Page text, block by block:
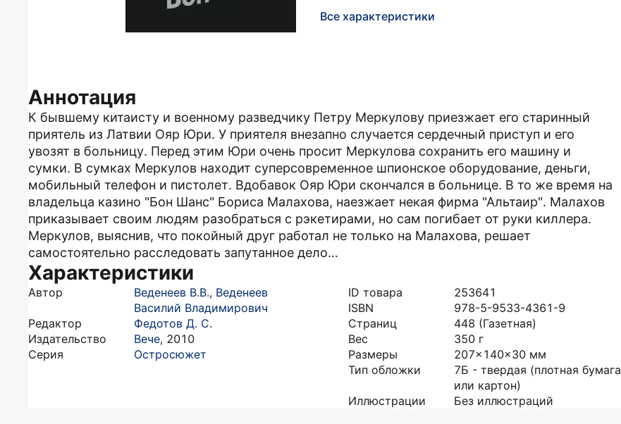
Все характеристики
Аннотация
К бывшему китаисту и военному разведчику Петру Меркулову приезжает его старинный
приятель из Латвии Ояр Юри. У приятеля внезапно случается сердечный приступ и его
увозят в больницу. Перед этим Юри очень просит Меркулова сохранить его машину и
сумки. В сумках Меркулов находит суперсовременное шпионское оборудование, деньги,
мобильный телефон и пистолет. Вдобавок Ояр Юри скончался в больнице. В то же время на
владельца казино "Бон Шанс" Бориса Малахова, наезжает некая фирма "Альтаир". Малахов
приказывает своим людям разобраться с рэкетирами, но сам погибает от руки киллера.
Меркулов, выяснив, что покойный друг работал не только на Малахова, решает
самостоятельно расследовать запутанное дело…
Характеристики
Автор Веденеев В.В., Веденеев
Василий Владимирович
Редактор
Федотов Д. С.
Издательство
Вече, 2010
Серия
Остросюжет
ID товара
253641
ISBN
978-5-9533-4361-9
Страниц
448 (Газетная)
Вес
350 г
Размеры
207x140x30 мм
Тип обложки
7Б - твердая (плотная бумага
или картон)
Иллюстрации
Без иллюстраций